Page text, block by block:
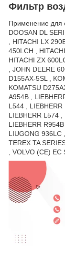
Фильтр
Применение для
DOOSAN DL
, HITACHI LX
450LCH ,
HITACHI ZX
, JOHN DEERE
D155AX-5SL ,
KOMATSU
A954B ,
L544 ,
LIEBHERR L574
LIEBHERR
LIUGONG 936LC
TEREX TA
, VOLVO (CE) EC